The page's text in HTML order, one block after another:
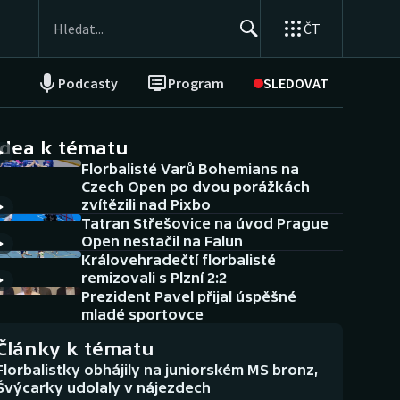
ČT
Podcasty Program SLEDOVAT
NEPŘEHLÉDNĚTE
Historické návraty
Aplikace ČT sport
AZ kvíz
k tématu
Florbalisté Varů Bohemians na
Czech Open po dvou porážkách
zvítězili nad Pixbo
Tatran Střešovice na úvod Prague
Open nestačil na Falun
Královehradečtí florbalisté
remizovali s Plzní 2:2
Prezident Pavel přijal úspěšné
mladé sportovce
k tématu
obhájily na juniorském MS bronz,
udolaly v nájezdech